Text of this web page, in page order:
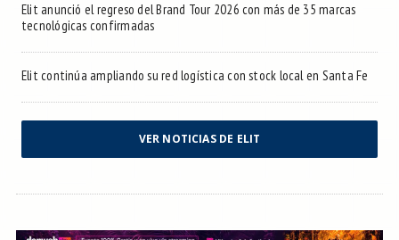
Elit anunció el regreso del Brand Tour 2026 con más de 35 marcas
tecnológicas confirmadas
Elit continúa ampliando su red logística con stock local en Santa Fe
VER NOTICIAS DE ELIT